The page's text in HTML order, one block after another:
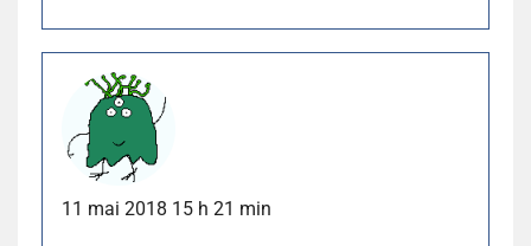
11 mai 2018 15 h 21 min